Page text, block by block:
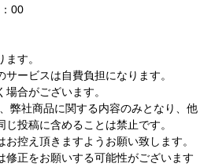
00
す。
ービスは自費負担になります。
合がございます。
弊社商品に関する内容のみとなり、他
投稿に含めることは禁止です。
控え頂きますようお願い致します。
正をお願いする可能性がございます